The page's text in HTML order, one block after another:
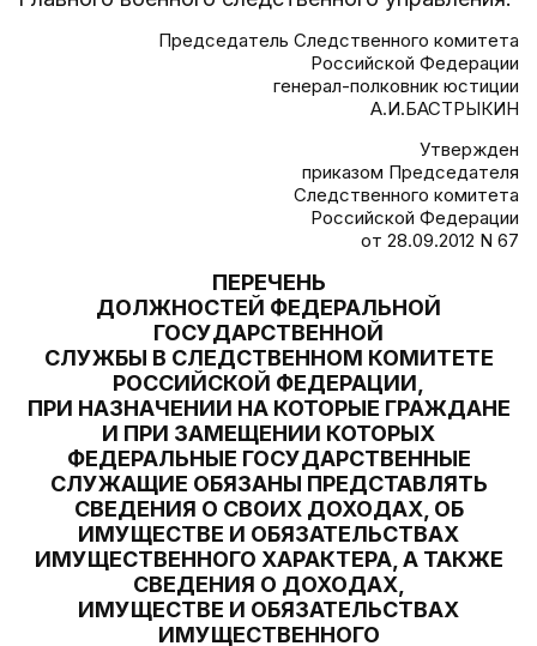
Председатель Следственного комитета
Российской Федерации
генерал-полковник юстиции
А.И.БАСТРЫКИН
Утвержден
приказом Председателя
Следственного комитета
Российской Федерации
от 28.09.2012 N 67
ПЕРЕЧЕНЬ
ДОЛЖНОСТЕЙ ФЕДЕРАЛЬНОЙ
ГОСУДАРСТВЕННОЙ
СЛУЖБЫ В СЛЕДСТВЕННОМ КОМИТЕТЕ
РОССИЙСКОЙ ФЕДЕРАЦИИ,
ПРИ НАЗНАЧЕНИИ НА КОТОРЫЕ ГРАЖДАНЕ
И ПРИ ЗАМЕЩЕНИИ КОТОРЫХ
ФЕДЕРАЛЬНЫЕ ГОСУДАРСТВЕННЫЕ
СЛУЖАЩИЕ ОБЯЗАНЫ ПРЕДСТАВЛЯТЬ
СВЕДЕНИЯ О СВОИХ ДОХОДАХ, ОБ
ИМУЩЕСТВЕ И ОБЯЗАТЕЛЬСТВАХ
ИМУЩЕСТВЕННОГО ХАРАКТЕРА, А ТАКЖЕ
СВЕДЕНИЯ О ДОХОДАХ,
ИМУЩЕСТВЕ И ОБЯЗАТЕЛЬСТВАХ
ИМУЩЕСТВЕННОГО